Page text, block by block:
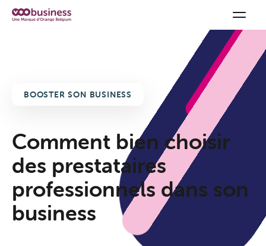
BOOSTER SON BUSINESS
Comment bien choisir
des prestataires
professionnels dans son
business